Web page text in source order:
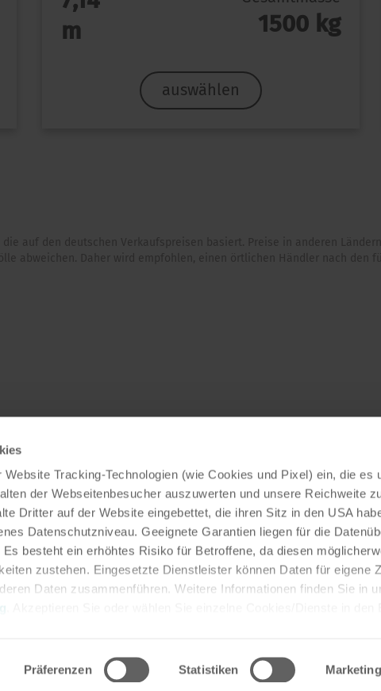
Tracking-Technologien (wie Cookies und Pixel) ein, die es
der Webseitenbesucher auszuwerten und unsere Reichweite
Dritter auf der Website eingebettet, die ihren Sitz in den USA
Datenschutzniveau. Geeignete Garantien liegen für die
besteht ein erhöhtes Risiko für Betroffene, da diesen
zustehen. Eingesetzte Dienstleister können Daten für eigene
Daten zusammenführen. Weitere Informationen finden Sie in
werden. Klicken Sie auf Ablehnen, werden nur die notwendigen
für den störungsfreien Betrieb der Webseite und die
Präferenzen Statistiken Marketing
m
1500 kg
auswählen
Rechtliche Hinweise Sicherheitshinweise
Basisfahrzeug
Hinweisgebersystem Cookie-